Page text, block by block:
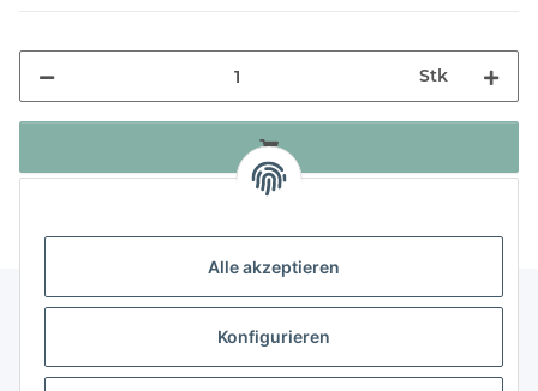
Alle akzeptieren
Konfigurieren
Stk
Informationen